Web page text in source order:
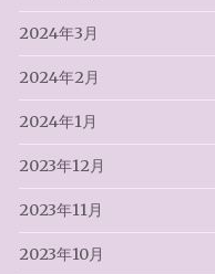
2024年3月
2024年2月
2024年1月
2023年12月
2023年11月
2023年10月